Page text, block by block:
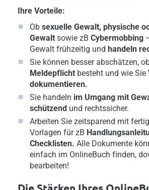
Ihre Vorteile:
Ob sexuelle Gewalt, physische
Gewalt sowie zB Cybermobbing
Gewalt frühzeitig und handeln
Sie können besser abschätzen,
Meldepflicht besteht und wie Sie
dokumentieren.
Sie handeln im Umgang mit
schützend und rechtssicher.
Arbeiten Sie zeitsparend mit
Vorlagen für zB
Checklisten. Alle Dokumente
einfach im OnlineBuch finden,
bearbeiten!